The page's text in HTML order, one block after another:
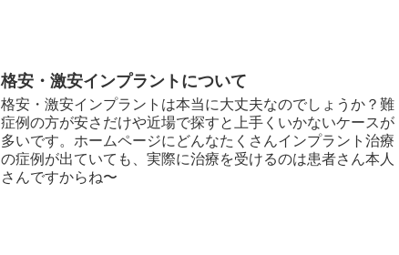
格安・激安インプラントについて
格安・激安インプラントは本当に大丈夫なのでしょうか？難
症例の方が安さだけや近場で探すと上手くいかないケースが
多いです。ホームページにどんなたくさんインプラント治療
の症例が出ていても、実際に治療を受けるのは患者さん本人
さんですからね〜